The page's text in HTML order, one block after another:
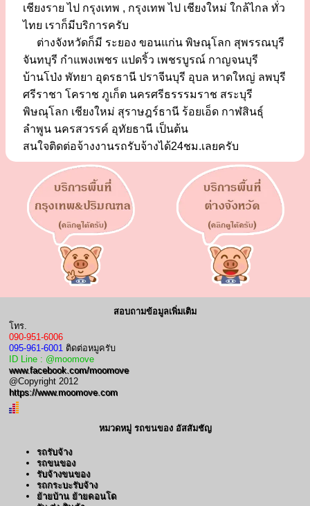
เชียงราย ไป กรุงเทพ , กรุงเทพ ไป เชียงใหม่ ใกล้ไกล ทั่ว
ไทย เราก็มีบริการครับ
ต่างจังหวัดก็มี ระยอง ขอนแก่น พิษณุโลก สุพรรณบุรี
จันทบุรี กำแพงเพชร แปดริ้ว เพชรบูรณ์ กาญจนบุรี
บ้านโป่ง พัทยา อุดรธานี ปราจีนบุรี อุบล หาดใหญ่ ลพบุรี
ศรีราชา โคราช ภูเก็ต นครศรีธรรรมราช สระบุรี
พิษณุโลก เชียงใหม่ สุราษฎร์ธานี ร้อยเอ็ด กาฬสินธุ์
ลำพูน นครสวรรค์ อุทัยธานี เป็นต้น
สนใจติดต่อจ้างงานรถรับจ้างได้24ชม.เลยครับ
สอบถามข้อมูลเพิ่มเติม
โทร.
090-951-6006
095-961-6001 ติดต่อหมูครับ
ID Line : @moomove
www.facebook.com/moomove
@Copyright 2012
https://www.moomove.com
หมวดหมู่ รถขนของ อัสสัมชัญ
รถรับจ้าง
รถขนของ
รับจ้างขนของ
รถกระบะรับจ้าง
ย้ายบ้าน ย้ายคอนโด